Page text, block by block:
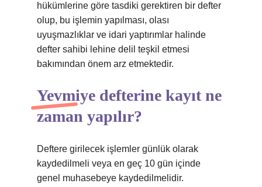
hükümlerine göre tasdiki gerektiren bir defter
olup, bu işlemin yapılması, olası
uyuşmazlıklar ve idari yaptırımlar halinde
defter sahibi lehine delil teşkil etmesi
bakımından önem arz etmektedir.
Yevmiye defterine kayıt ne
zaman yapılır?
Deftere girilecek işlemler günlük olarak
kaydedilmeli veya en geç 10 gün içinde
genel muhasebeye kaydedilmelidir.